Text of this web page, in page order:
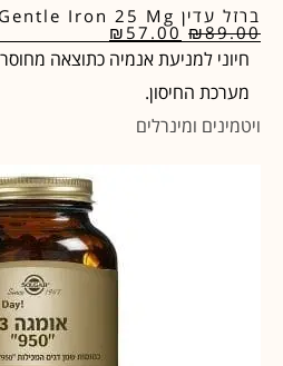
ברזל עדין Gentle Iron 25 Mg
₪89.00
₪ 57.00
חיוני למניעת אנמיה כתוצאה
מערכת החיסון.
ויטמינים ומינרלים